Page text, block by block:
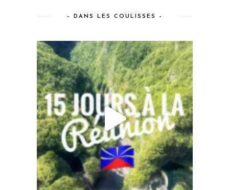
– DANS LES COULISSES –